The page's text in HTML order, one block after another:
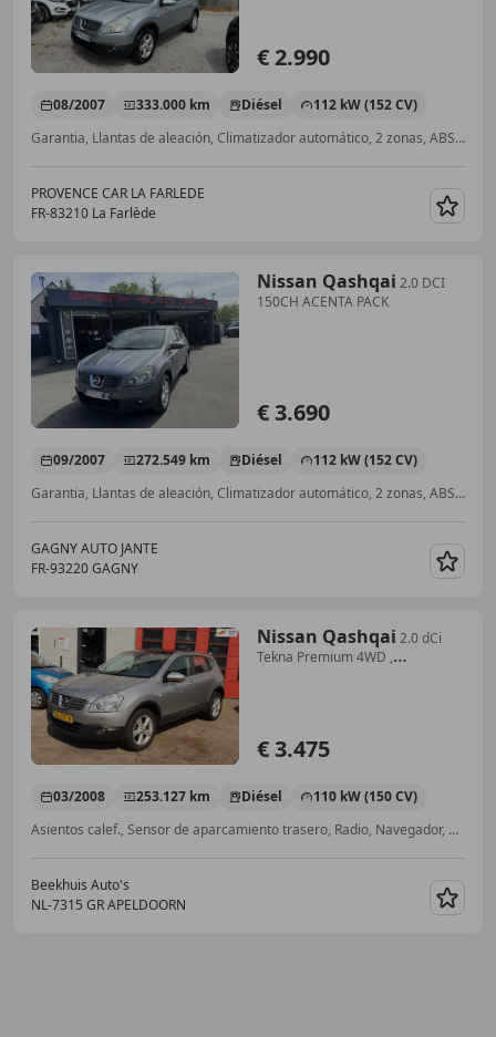
€ 2.990
08/2007 333.000 km Diésel
112 kW (152 CV)
Garantia, Llantas de aleación, Climatizador automático, 2 zonas, ABS, Techo panorámico, Dirección asistida, ESP, Sensor de lluvia
PROVENCE CAR LA FARLEDE
FR-83210 La Farlède
Nissan Qashqai 2.0 DCI
150CH ACENTA PACK
€ 3.690
09/2007 272.549 km Diésel
112 kW (152 CV)
Garantia, Llantas de aleación, Climatizador automático, 2 zonas, ABS, Techo panorámico, Dirección asistida, ESP, Ordenador
GAGNY AUTO JANTE
FR-93220 GAGNY
Nissan Qashqai 2.0 dCi
Tekna Premium 4WD ,
€ 3.475
03/2008 253.127 km Diésel
110 kW (150 CV)
Asientos calef., Sensor de aparcamiento trasero, Radio, Navegador, 4WD, Techo panorámico, Llantas de aleación, Cierre centralizado
Beekhuis Auto's
NL-7315 GR APELDOORN